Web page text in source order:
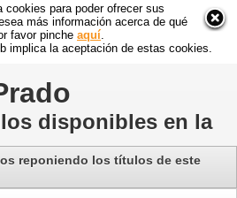
cookies para poder ofrecer sus
más información acerca de qué
favor pinche aquí
implica la aceptación de estas cookies.
disponibles en la
reponiendo los títulos de este